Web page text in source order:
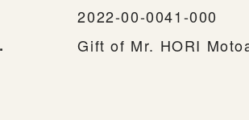
2022-00-0041-000
Gift of Mr. HORI